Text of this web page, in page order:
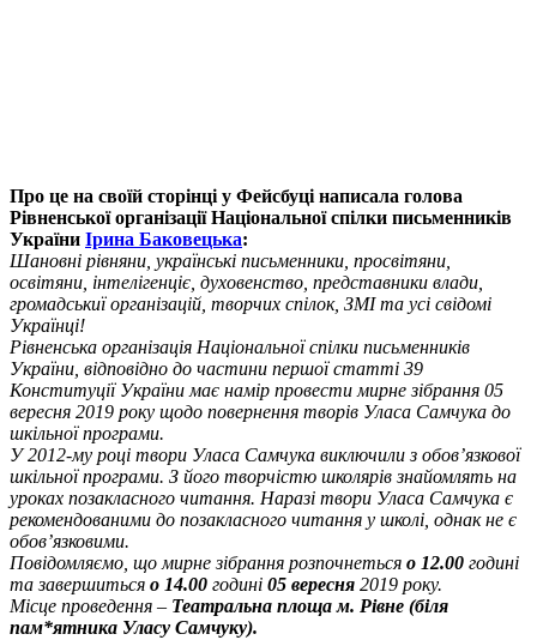
Про це на своїй сторінці у Фейсбуці написала голова
Рівненської організації Національної спілки письменників
України Ірина Баковецька:
Шановні рівняни, українські письменники, просвітяни,
освітяни, інтелігенціє, духовенство, представники влади,
громадськиї організацій, творчих спілок, ЗМІ та усі свідомі
Українці!
Рівненська організація Національної спілки письменників
України, відповідно до частини першої статті 39
Конституції України має намір провести мирне зібрання 05
вересня 2019 року щодо повернення творів Уласа Самчука до
шкільної програми.
У 2012-му році твори Уласа Самчука виключили з обов’язкової
шкільної програми. З його творчістю школярів знайомлять на
уроках позакласного читання. Наразі твори Уласа Самчука є
рекомендованими до позакласного читання у школі, однак не є
обов’язковими.
Повідомляємо, що мирне зібрання розпочнеться о 12.00 годині
та завершиться о 14.00 годині 05 вересня 2019 року.
Місце проведення – Театральна площа м. Рівне (біля
пам*ятника Уласу Самчуку).